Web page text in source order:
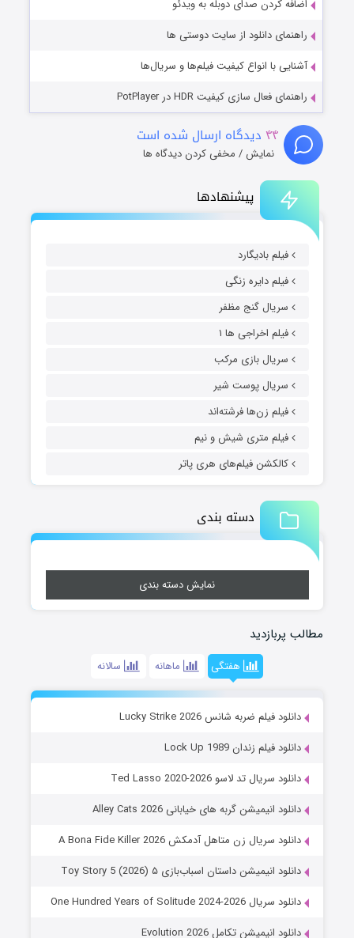
پیشنهادها
فیلم بادیگارد
فیلم دایره زنگی
سریال گنج مظفر
فیلم اخراجی ها ۱
سریال بازی مرکب
سریال پوست شیر
فیلم زن‌ها فرشته‌اند
فیلم متری شیش و نیم
کالکشن فیلم‌های هری پاتر
دسته بندی
نمایش دسته بندی
مطالب پربازدید
هفتگی ماهانه سالانه
دانلود فیلم ضربه شانس Lucky Strike 2026
دانلود فیلم زندان Lock Up 1989
دانلود سریال تد لاسو Ted Lasso 2020-2026
دانلود انیمیشن گربه های خیابانی Alley Cats 2026
دانلود سریال زن متاهل آدمکش A Bona Fide Killer 2026
دانلود انیمیشن داستان اسباب‌بازی ۵ Toy Story 5 (2026)
دانلود سریال One Hundred Years of Solitude 2024-2026
دانلود انیمیشن تکامل Evolution 2026
اضافه کردن صدای دوبله به ویدئو
راهنمای دانلود از سایت دوستی ها
آشنایی با انواع کیفیت فیلم‌ها و سریال‌ها
راهنمای فعال سازی کیفیت HDR در PotPlayer
۴۴ دیدگاه ارسال شده است
نمایش / مخفی کردن دیدگاه ها